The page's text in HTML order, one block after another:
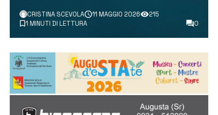
CRISTINA SCEVOLA 11 MAGGIO 2026
215
1 MINUTI DI LETTURA
0